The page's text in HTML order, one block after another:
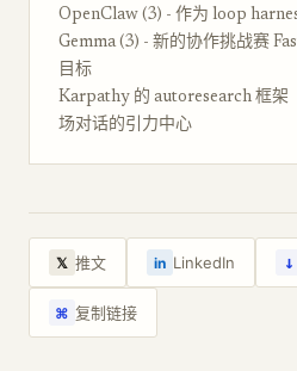
OpenClaw (3) - 作为 loop
Gemma (3) - 新的协作挑战赛
目标
Karpathy 的 autoresearch 框架
场对话的引力中心
𝕏 推文 in LinkedIn ↓
⌘ 复制链接